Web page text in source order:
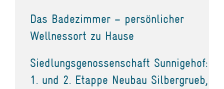
Das Badezimmer – persönlicher
Wellnessort zu Hause
Siedlungsgenossenschaft Sunnigehof:
1. und 2. Etappe Neubau Silbergrueb,